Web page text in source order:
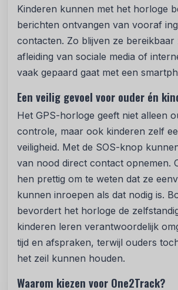
Kinderen kunnen met het horloge
berichten ontvangen van vooraf
contacten. Zo blijven ze bereikbaar
afleiding van sociale media of
vaak gepaard gaat met een
Een veilig gevoel voor ouder én
Het GPS-horloge geeft niet alleen
controle, maar ook kinderen zelf
veiligheid. Met de SOS-knop
van nood direct contact opnemen.
hen prettig om te weten dat ze
kunnen inroepen als dat nodig is.
bevordert het horloge de
kinderen leren verantwoordelijk
tijd en afspraken, terwijl ouders
het zeil kunnen houden.
Waarom kiezen voor One2Track?